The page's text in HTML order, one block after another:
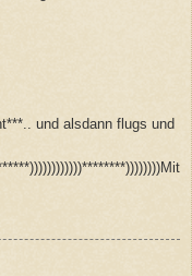
und alsdann flugs und